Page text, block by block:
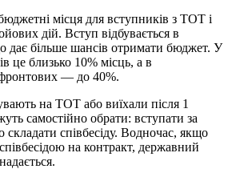
місця для вступників з ТОТ і
дій. Вступ відбувається в
дає більше шансів отримати бюджет. У
це близько 10% місць, а в
— до 40%.
на ТОТ або виїхали після 1
самостійно обрати: вступати за
співбесіду. Водночас, якщо
на контракт, державний